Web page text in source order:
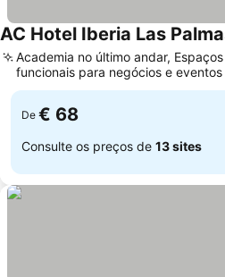
AC Hotel Iberia Las
Academia no último andar, Espaços
funcionais para negócios e eventos
De € 68
Consulte os preços de 13 sites